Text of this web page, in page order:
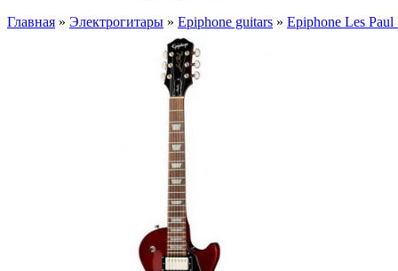
Главная » Электрогитары » Epiphone guitars » Epiphone Les